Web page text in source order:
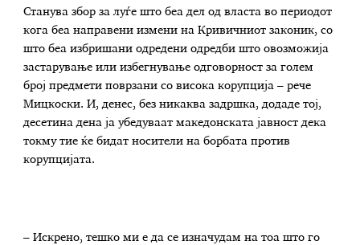
Станува збор за луѓе што беа дел од власта во периодот
кога беа направени измени на Кривичниот законик, со
што беа избришани одредени одредби што овозможија
застарување или избегнување одговорност за голем
број предмети поврзани со висока корупција – рече
Мицкоски. И, денес, без никаква задршка, додаде тој,
десетина дена ја убедуваат македонската јавност дека
токму тие ќе бидат носители на борбата против
корупцијата.
– Искрено, тешко ми е да се изначудам на тоа што го